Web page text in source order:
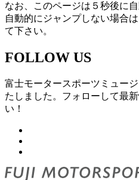
なお、このページは５秒後に
自動的にジャンプしない場合
て下さい。
FOLLOW US
富士モータースポーツミュー
たしました。フォローして最
い！